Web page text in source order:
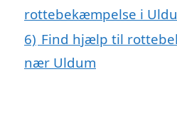
rottebekæmpelse i
6) Find hjælp til
nær Uldum